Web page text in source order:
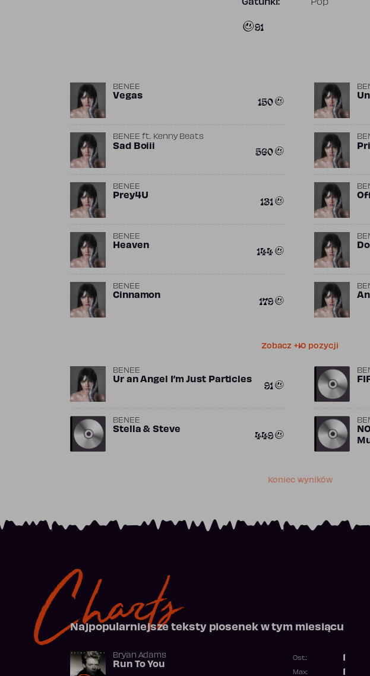
Gatunki: Pop
91
BENEE
Vegas 150
BENEE ft. Kenny Beats
Sad Boiii 560
BENEE
Prey4U 131
BENEE
Heaven 144
BENEE
Cinnamon 179
Zobacz +10 pozycji
BENEE
Ur an Angel I’m Just Particles 91
BENEE
Stella & Steve 449
Koniec wyników
Charts
Najpopularniejsze teksty piosenek w tym miesiącu
Bryan Adams
Run To You
Ost.:
Max: